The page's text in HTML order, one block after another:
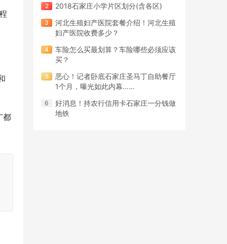
都
2018石家庄小学片区划分(含各区)
河北生殖妇产医院套餐介绍！河北生殖
妇产医院收费多少？
车险怎么买最划算？车险哪些必须应该
买？
恶心！记者卧底石家庄圣马丁自助餐厅
1个月，曝光如此内幕……
好消息！持农行信用卡石家庄一分钱做
地铁